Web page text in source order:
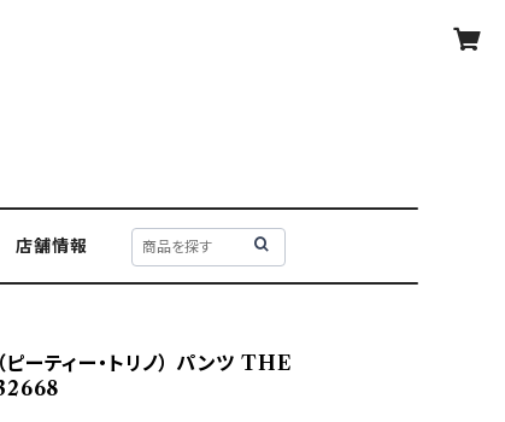
店舗情報
ーティー・トリノ） パンツ THE